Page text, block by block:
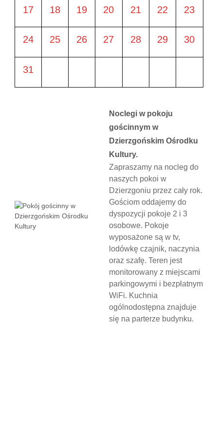
17 18 19 20 21 22 23
24 25 26 27 28 29 30
31
Noclegi w pokoju
gościnnym w
Dzierzgońskim Ośrodku
Kultury.
Zapraszamy na nocleg do
naszych pokoi w
Dzierzgoniu przez cały rok.
Gościom oddajemy do
dyspozycji pokoje 2 i 3
osobowe. Pokoje
wyposażone są w tv,
lodówkę czajnik, naczynia
oraz szafę. Teren jest
monitorowany z miejscami
parkingowymi i bezpłatnym
WiFi. Kuchnia
ogólnodostępna znajduje
się na parterze budynku.